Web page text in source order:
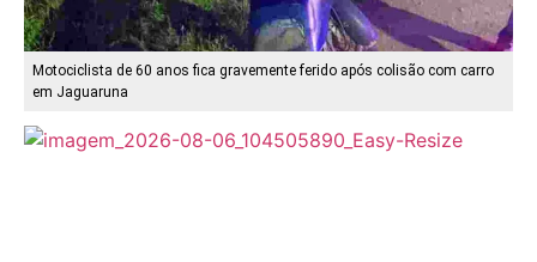
Motociclista de 60 anos fica gravemente ferido após colisão com carro
em Jaguaruna